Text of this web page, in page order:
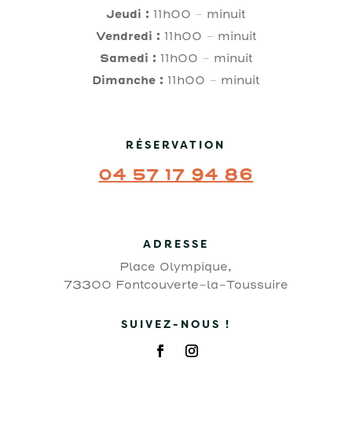
Jeudi : 11h00 – minuit
Vendredi : 11h00 – minuit
Samedi : 11h00 – minuit
Dimanche : 11h00 – minuit
RÉSERVATION
04 57 17 94 86
ADRESSE
Place Olympique,
73300 Fontcouverte-la-Toussuire
SUIVEZ-NOUS !